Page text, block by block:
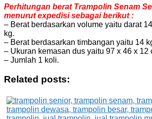
Perhitungan berat Trampolin Senam
menurut expedisi sebagai berikut :
– Berat berdasarkan volume yaitu darat
kg.
– Berat berdasarkan timbangan yaitu 14
– Ukuran kemasan dus yaitu 97 x 46 x 12
– Jumlah 1 koli.
Related posts: